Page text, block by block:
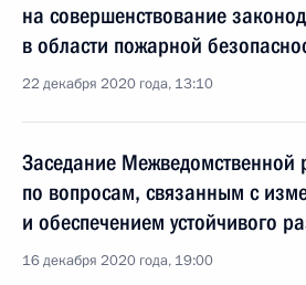
на совершенствование
в области пожарной
22 декабря 2020 года, 13:10
Заседание Межведомственной
по вопросам, связанным с
и обеспечением устойчивого
16 декабря 2020 года, 19:00